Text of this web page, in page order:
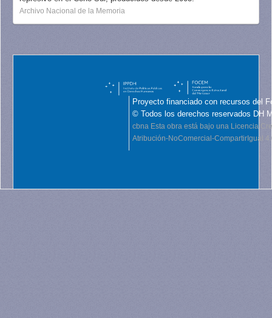
Archivo Nacional de la Memoria
Proyecto financiado con recursos del
© Todos los derechos reservados DH
cbna Esta obra está bajo una Licencia
Atribución-NoComercial-CompartirIgual